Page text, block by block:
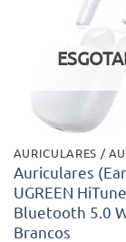
Auriculares
UGREEN
Bluetooth 5.0
Brancos